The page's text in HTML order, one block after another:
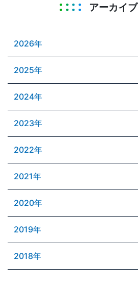
アーカイブ
2026年
2025年
2024年
2023年
2022年
2021年
2020年
2019年
2018年